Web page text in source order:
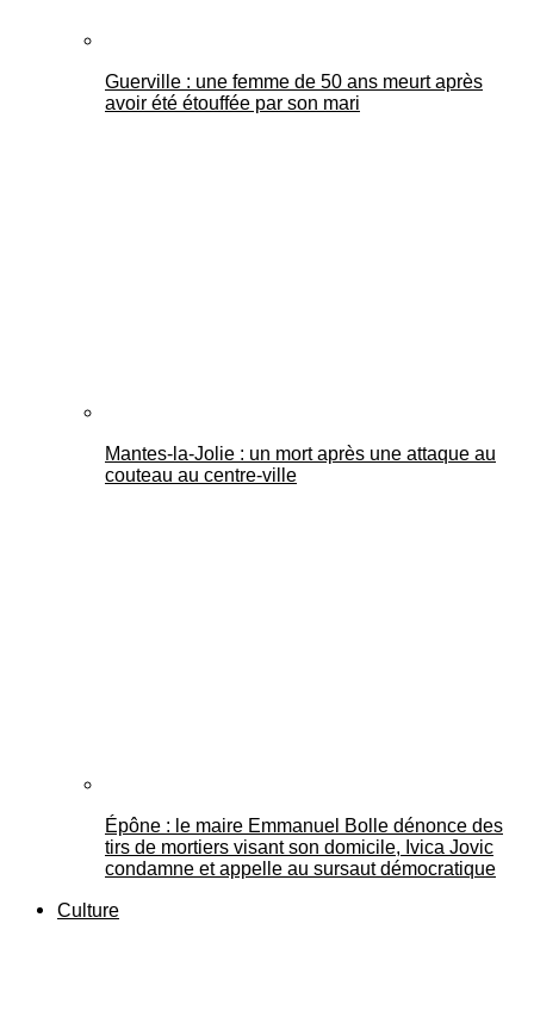
Guerville : une femme de 50 ans meurt après
avoir été étouffée par son mari
Mantes-la-Jolie : un mort après une attaque au
couteau au centre-ville
Épône : le maire Emmanuel Bolle dénonce des
tirs de mortiers visant son domicile, Ivica Jovic
condamne et appelle au sursaut démocratique
Culture